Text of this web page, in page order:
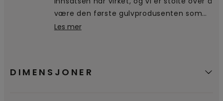
kassering.
være den første gulvprodusenten som
mottar og bruker det nordiske
Les mer
DIMENSJONER